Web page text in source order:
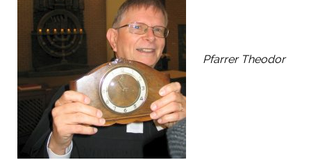
Pfarrer Theodor